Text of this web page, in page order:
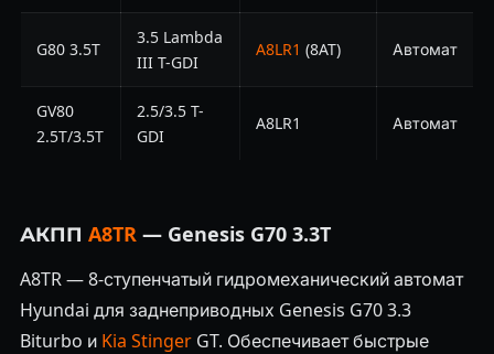
G80 3.5T
3.5 Lambda
III T-GDI
A8LR1 (8AT) Автомат
GV80
2.5T/3.5T
2.5/3.5 T-
GDI
A8LR1 Автомат
АКПП A8TR— Genesis G70 3.3T
A8TR — 8-ступенчатый гидромеханический автомат
Hyundai для заднеприводных Genesis G70 3.3
Biturbo и Kia StingerGT. Обеспечивает быстрые